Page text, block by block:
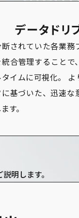
データドリ
されていた各業務
統合管理することで
タイムに可視化。 よ
に基づいた、迅速な
す。
明します。